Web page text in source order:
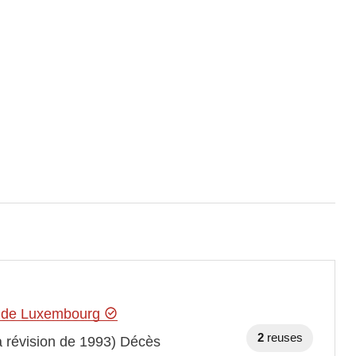
Luxembourg
de 1993) Décès
2 reuses